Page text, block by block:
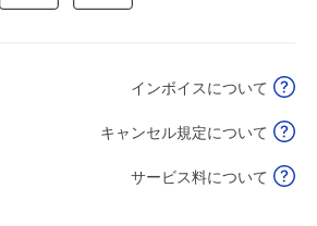
¥3,120
0:00～24:00
空き2
インボイスについて
キャンセル規定について
サービス料について